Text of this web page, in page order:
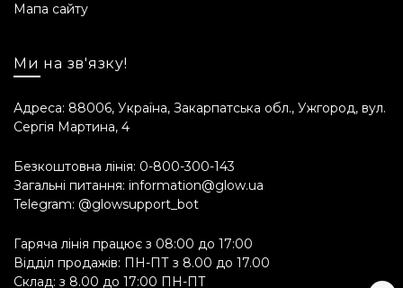
Мапа сайту
Ми на зв'язку!
Адреса: 88006, Україна, Закарпатська обл., Ужгород, вул.
Сергія Мартина, 4
Безкоштовна лінія: 0-800-300-143
Загальні питання: information@glow.ua
Telegram: @glowsupport_bot
Гаряча лінія працює з 08:00 до 17:00
Відділ продажів: ПН-ПТ з 8.00 до 17.00
Склад: з 8.00 до 17:00 ПН-ПТ